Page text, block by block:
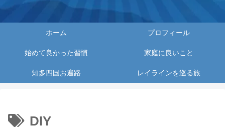
ホーム プロフィール
始めて良かった習慣 家庭に良いこと
知多四国お遍路 レイラインを巡る旅
DIY